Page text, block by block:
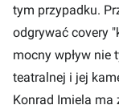
tym przypadku.
odgrywać covery
mocny wpływ nie
teatralnej i jej
Konrad Imiela ma